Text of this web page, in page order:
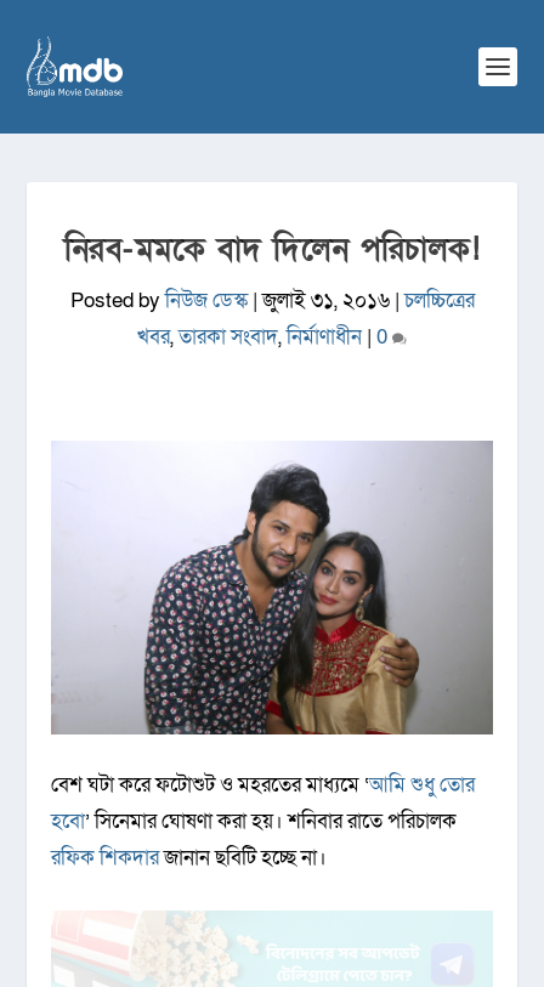
নিরব-মমকে বাদ দিলেন পরিচালক!
Posted byনিউজ ডেস্ক|জুলাই ৩১, ২০১৬|চলচ্চিত্রের
খবর,তারকা সংবাদ,নির্মাণাধীন| 0
বেশ ঘটা করে ফটোশুট ও মহরতের মাধ্যমে ‘আমি শুধু তোর
হবো’ সিনেমার ঘোষণা করা হয়। শনিবার রাতে পরিচালক
রফিক শিকদারজানান ছবিটি হচ্ছে না।